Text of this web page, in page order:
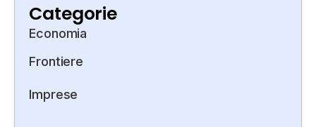
Categorie
Economia
Frontiere
Imprese